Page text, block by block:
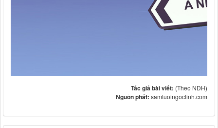
Tác giả bài viết: (Theo NDH)
Nguồn phát: samtuoingoclinh.com